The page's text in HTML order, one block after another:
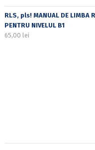
RLS, pls! MANUAL DE LIMBA
PENTRU NIVELUL B1
65,00 lei